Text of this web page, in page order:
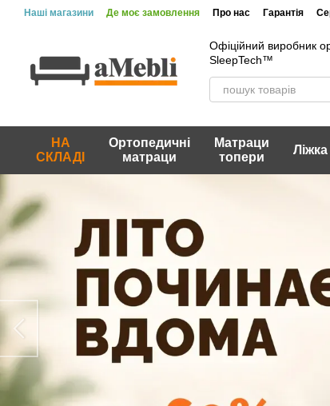
Перейти до основного контенту
Наші магазини Де моє замовлення Про нас Гарантія
Офіційний виробник
SleepTech™
НА
СКЛАДІ
Ортопедичні
матраци
Матраци
топери
Ліжка